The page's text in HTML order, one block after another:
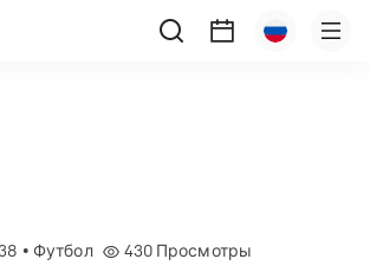
• Футбол 430 Просмотры